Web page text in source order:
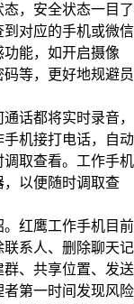
，安全状态一目了
对应的手机或微信
能，如开启摄像
等，更好地规避员
话都将实时录音，
机接打电话，自动
取查看。工作手机
以便随时调取查
红鹰工作手机目前
系人、删除聊天记
、共享位置、发送
第一时间发现风险